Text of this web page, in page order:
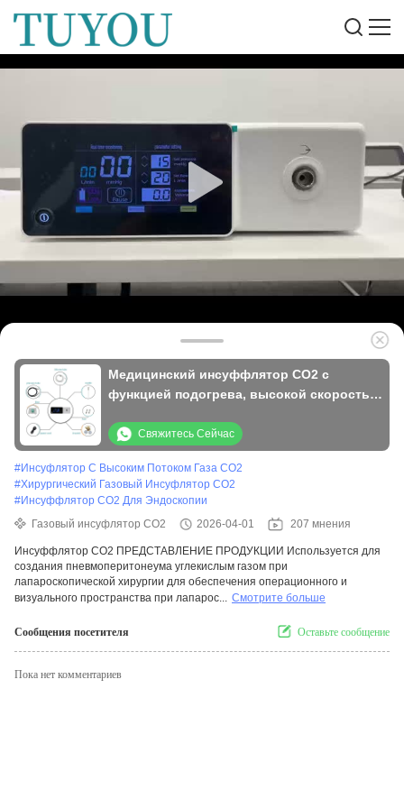
Медицинский инсуффлятор CO2 с
функцией подогрева, высокой скоростью
сенсорным экраном для
лапароскопической хирургии
Свяжитесь Сейчас
#Инсуфлятор С Высоким Потоком Газа CO2
#Хирургический Газовый Инсуфлятор CO2
#Инсуффлятор СО2 Для Эндоскопии
Газовый инсуфлятор СО2
2026-04-01 207 мнения
Инсуффлятор CO2 ПРЕДСТАВЛЕНИЕ ПРОДУКЦИИ Используется для
создания пневмоперитонеума углекислым газом при
лапароскопической хирургии для обеспечения операционного и
визуального пространства при лапарос... Смотрите больше
Сообщения посетителя Оставьте сообщение
Пока нет комментариев